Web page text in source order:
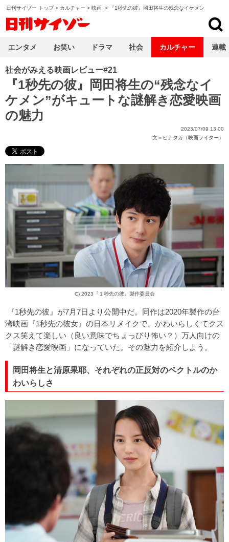
日刊サイゾー トップ> カルチャー > 映画 > 『1秒先の彼』岡田将生の残念なイケメン
社会がみえる映画レビュー#21
『1秒先の彼』岡田将生の“残念なイ
ケメン”がキュートな謎解き恋愛映画
の魅力
2023/07/09 13:00
文＝ ヒナタカ（映画ライター）
C) 2023『１秒先の彼』製作委員会
『1秒先の彼』が7月7日より公開中だ。同作は2020年製作の台
湾映画『1秒先の彼女』の日本リメイクで、かわいらしくてクス
クス笑えて楽しい（良い意味でちょっぴり怖い？）万人向けの
「謎解き恋愛映画」になっていた。その魅力を紹介しよう。
岡田将生と清原果耶、それぞれの正反対のベクトルのか
わいらしさ
エンタメ お笑い ドラマ 社会 カルチャー 連載